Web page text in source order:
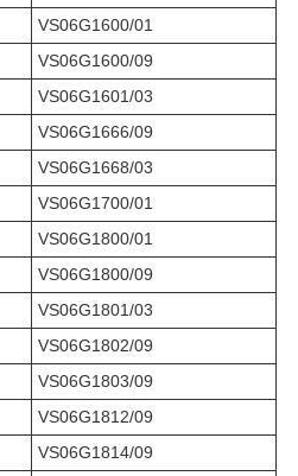
VS06G1600/01
VS06G1600/09
VS06G1601/03
VS06G1666/09
VS06G1668/03
VS06G1700/01
VS06G1800/01
VS06G1800/09
VS06G1801/03
VS06G1802/09
VS06G1803/09
VS06G1812/09
VS06G1814/09